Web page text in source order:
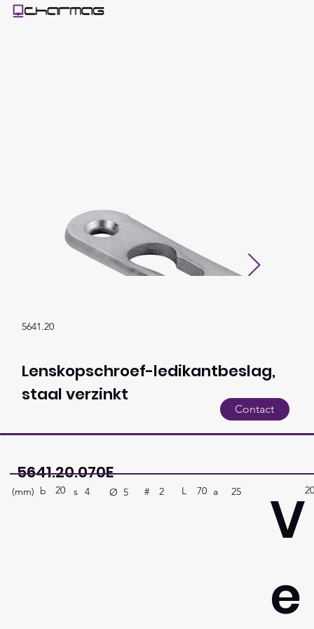
5641.20
Lenskopschroef-ledikantbeslag,
staal verzinkt
Contact
5641.20.070E
(mm) 20
b s 4 Ø 5 # 2 L 70 a 25
V
e